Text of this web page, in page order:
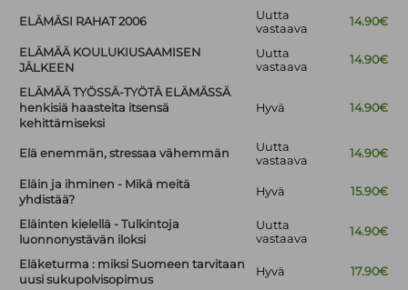
ELÄMÄSI RAHAT 2006
Uutta
vastaava
14.90€
ELÄMÄÄ KOULUKIUSAAMISEN
JÄLKEEN
Uutta
vastaava
14.90€
ELÄMÄÄ TYÖSSÄ-TYÖTÄ ELÄMÄSSÄ
henkisiä haasteita itsensä
kehittämiseksi
Hyvä 14.90€
Elä enemmän, stressaa vähemmän
Uutta
vastaava
14.90€
Eläin ja ihminen - Mikä meitä
yhdistää?
Hyvä 15.90€
Eläinten kielellä - Tulkintoja
luonnonystävän iloksi
Uutta
vastaava
14.90€
Eläketurma : miksi Suomeen tarvitaan
uusi sukupolvisopimus
Hyvä 17.90€